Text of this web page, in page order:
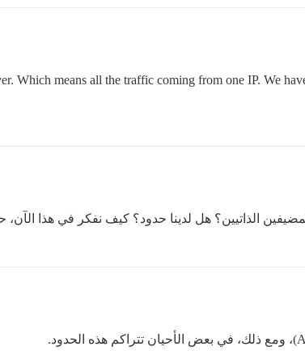
Which means all the traffic coming from one IP. We
الذاتيين؟ هل لدينا حدود؟ كيف نفكر في هذا الآن،